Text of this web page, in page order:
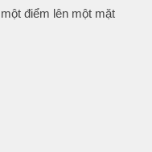
điểm lên một mặt